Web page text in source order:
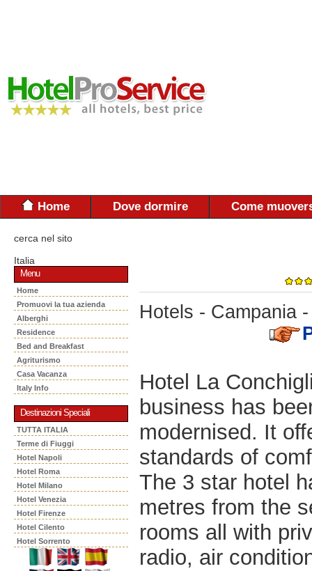
Home Dove dormire Come
cerca nel sito
Italia
Menu
Home
Promuovi la tua azienda
Alberghi
Residence
Bed and Breakfast
Agriturismo
Casa Vacanza
Italy Info
Destinazioni Speciali
TUTTA ITALIA
Terme di Fiuggi
Hotel Napoli
Hotel Roma
Hotel Milano
Hotel Venezia
Hotel Firenze
Hotel Cilento
Hotel Sorrento
Hotels - Campania
Hotel La
business has
modernised. It
standards of
The 3 star hotel
metres from the
rooms all with
radio, air